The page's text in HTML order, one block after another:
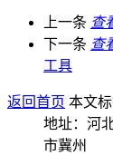
上一条 查
下一条 查
工具
返回首页 本文标
地址：河
市冀州